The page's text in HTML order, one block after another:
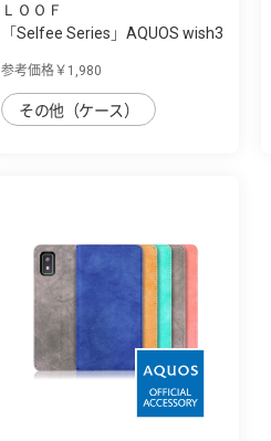
ＬＯＯＦ
「Selfee Series」AQUOS wish3
参考価格￥1,980
その他（ケース）